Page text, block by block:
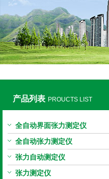
产品列表 PROUCTS LIST
全自动界面张力测定仪
全自动张力测定仪
张力自动测定仪
张力测定仪